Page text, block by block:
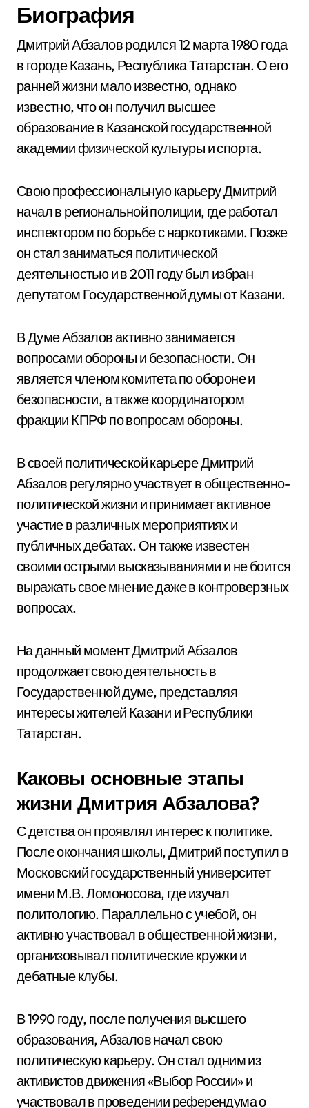
Биография
Дмитрий Абзалов родился 12 марта 1980 года
в городе Казань, Республика Татарстан. О его
ранней жизни мало известно, однако
известно, что он получил высшее
образование в Казанской государственной
академии физической культуры и спорта.
Свою профессиональную карьеру Дмитрий
начал в региональной полиции, где работал
инспектором по борьбе с наркотиками. Позже
он стал заниматься политической
деятельностью и в 2011 году был избран
депутатом Государственной думы от Казани.
В Думе Абзалов активно занимается
вопросами обороны и безопасности. Он
является членом комитета по обороне и
безопасности, а также координатором
фракции КПРФ по вопросам обороны.
В своей политической карьере Дмитрий
Абзалов регулярно участвует в общественно-
политической жизни и принимает активное
участие в различных мероприятиях и
публичных дебатах. Он также известен
своими острыми высказываниями и не боится
выражать свое мнение даже в контроверзных
вопросах.
На данный момент Дмитрий Абзалов
продолжает свою деятельность в
Государственной думе, представляя
интересы жителей Казани и Республики
Татарстан.
Каковы основные этапы
жизни Дмитрия Абзалова?
С детства он проявлял интерес к политике.
После окончания школы, Дмитрий поступил в
Московский государственный университет
имени М.В. Ломоносова, где изучал
политологию. Параллельно с учебой, он
активно участвовал в общественной жизни,
организовывал политические кружки и
дебатные клубы.
В 1990 году, после получения высшего
образования, Абзалов начал свою
политическую карьеру. Он стал одним из
активистов движения «Выбор России» и
участвовал в проведении референдума о